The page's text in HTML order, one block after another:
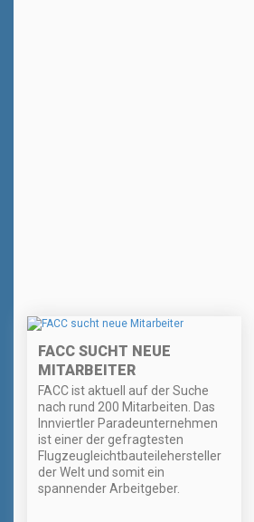
FACC SUCHT NEUE
MITARBEITER
FACC ist aktuell auf der Suche
nach rund 200 Mitarbeiten. Das
Innviertler Paradeunternehmen
ist einer der gefragtesten
Flugzeugleichtbauteilehersteller
der Welt und somit ein
spannender Arbeitgeber.